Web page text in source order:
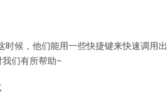
候，他们能用一些快捷键来快速调用出
们有所帮助~